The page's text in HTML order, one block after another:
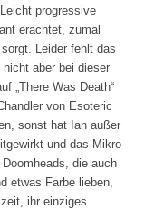
progressive
erachtet, zumal
Leider fehlt das
aber bei dieser
„There Was Death“
von Esoteric
sonst hat Ian außer
und das Mikro
die auch
etwas Farbe lieben,
ihr einziges